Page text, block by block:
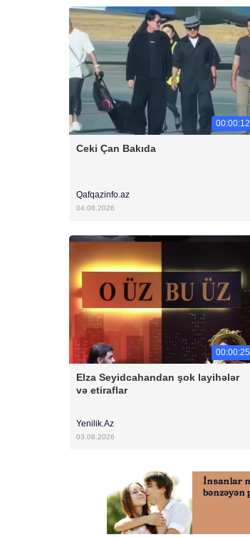
00:00:12
Ceki Çan Bakıda
Qafqazinfo.az
04.08.2026
00:00:25
Elza Seyidcahandan şok layihələr
və etiraflar
Yenilik.Az
03.08.2026